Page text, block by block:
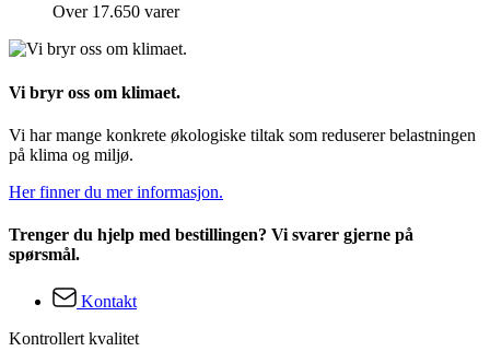
Over 17.650 varer
Vi bryr oss om klimaet.
Vi har mange konkrete økologiske tiltak som reduserer belastningen
på klima og miljø.
Her finner du mer informasjon.
Trenger du hjelp med bestillingen? Vi svarer gjerne på
spørsmål.
Kontakt
Kontrollert kvalitet